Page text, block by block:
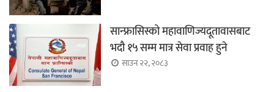
सान्फ्रासिस्को महावाणिज्यदूतावासबाट
भदौ १५ सम्म मात्र सेवा प्रवाह हुने
साउन २२, २०८३